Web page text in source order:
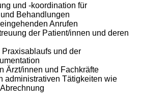
und -koordination für
Behandlungen
Anrufen
der Patient/innen und deren
und der
Ärzt/innen und Fachkräfte
administrativen Tätigkeiten wie